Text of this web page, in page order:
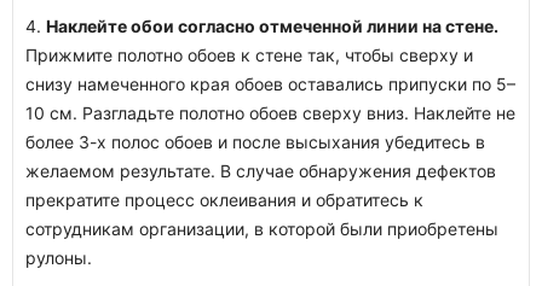
4. Наклейте обои согласно отмеченной линии на стене.
Прижмите полотно обоев к стене так, чтобы сверху и
снизу намеченного края обоев оставались припуски по 5–
10 см. Разгладьте полотно обоев сверху вниз. Наклейте не
более 3-х полос обоев и после высыхания убедитесь в
желаемом результате. В случае обнаружения дефектов
прекратите процесс оклеивания и обратитесь к
сотрудникам организации, в которой были приобретены
рулоны.